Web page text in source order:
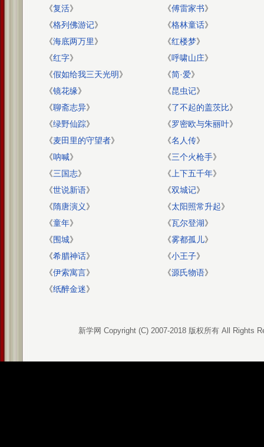
《复活》 《傅雷家书》
《格列佛游记》 《格林童话》
《海底两万里》 《红楼梦》
《红字》 《呼啸山庄》
《假如给我三天光明》 《简·爱》
《镜花缘》 《昆虫记》
《聊斋志异》 《了不起的盖茨比》
《绿野仙踪》 《罗密欧与朱丽叶》
《麦田里的守望者》 《名人传》
《呐喊》 《三个火枪手》
《三国志》 《 上下五千年》
《世说新语》 《双城记》
《隋唐演义》 《太阳照常升起》
《童年》 《瓦尔登湖》
《围城》 《雾都孤儿》
《希腊神话》 《小王子》
《伊索寓言》 《源氏物语》
《纸醉金迷》
新学网 Copyright (C) 2007-2018 版权所有 All Rights